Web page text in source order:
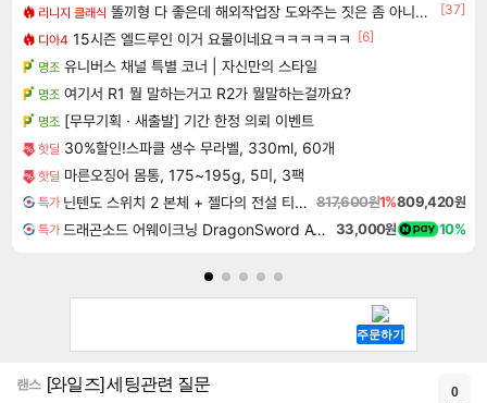
리니지 클래식 똘끼형 다 좋은데 해외작업장 도와주는 짓은 좀 아니지않냐?
[37]
디아4 15시즌 엘드루인 이거 요물이네요ㅋㅋㅋㅋㅋㅋ
[6]
명조 유니버스 채널 특별 코너 | 자신만의 스타일
명조 여기서 R1 뭘 말하는거고 R2가 뭘말하는걸까요?
명조 [무무기획 · 새출발] 기간 한정 의뢰 이벤트
핫딜 30%할인!스파클 생수 무라벨, 330ml, 60개
핫딜 마른오징어 몸통, 175~195g, 5미, 3팩
특가 닌텐도 스위치 2 본체 + 젤다의 전설 티어스 오브 더 킹덤 닌텐도 스위치 2 에디션 + 젤다의 전설 브레스 오브 더 와일드 닌텐도 스위치 2 에디션 번들 817,600원1%809,420원
특가 드래곤소드 어웨이크닝 DragonSword Awakening 33,000원 10%
랜스 [와일즈] 세팅관련 질문 0